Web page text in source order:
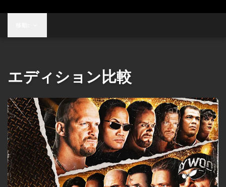
エディション比較